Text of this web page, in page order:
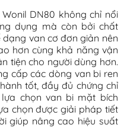
DN80 không chỉ nổi
dụng mà còn bởi chất
van cơ đơn giản nên
hơn cùng khả năng vận
tiện cho người dùng hơn.
cấp các dòng van bi ren
tốt, đầy đủ chứng chỉ
lựa chọn van bi mặt bích
chọn được giải pháp tiết
giúp nâng cao hiệu suất